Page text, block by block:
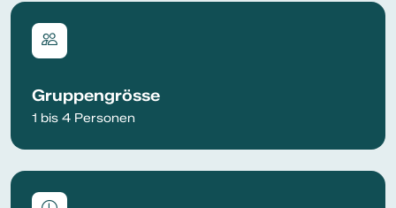
Gruppengrösse
1 bis 4 Personen